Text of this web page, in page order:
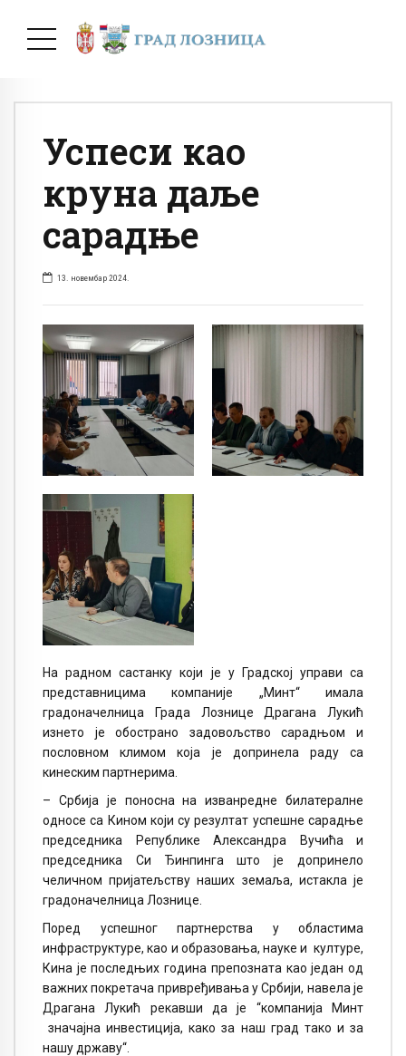
Успеси као
круна даље
сарадње
13. новембар 2024.
На радном састанку који је у Градској управи са
представницима компаније „Минт“ имала
градоначелница Града Лознице Драгана Лукић
изнето је обострано задовољство сарадњом и
пословном климом која је допринела раду са
кинеским партнерима.
– Србија је поносна на изванредне билатералне
односе са Кином који су резултат успешне сарадње
председника Републике Александра Вучића и
председника Си Ђинпинга што је допринело
челичном пријатељству наших земаља, истакла је
градоначелница Лознице.
Поред успешног партнерства у областима
инфраструктуре, као и образовања, науке и културе,
Кина је последњих година препозната као један од
важних покретача привређивања у Србији, навела је
Драгана Лукић рекавши да је “компанија Минт
значајна инвестиција, како за наш град тако и за
нашу државу“.